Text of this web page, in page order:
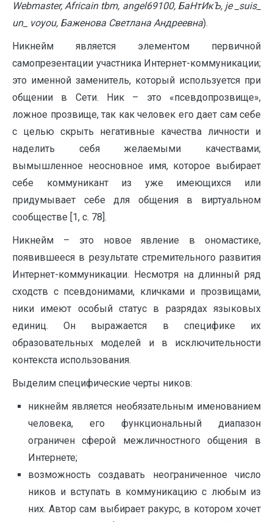
Webmaster, Africain tbm, angel69100, БаНтИкЪ, je _suis_
un_ voyou, Баженова Светлана Андреевна).
Никнейм является элементом первичной
самопрезентации участника Интернет-коммуникации;
это именной заменитель, который используется при
общении в Сети. Ник – это «псевдопрозвище»,
ложное прозвище, так как человек его дает сам себе
с целью скрыть негативные качества личности и
наделить себя желаемыми качествами;
вымышленное неосновное имя, которое выбирает
себе коммуникант из уже имеющихся или
придумывает себе для общения в виртуальном
сообществе [1, с. 78].
Никнейм – это новое явление в ономастике,
появившееся в результате стремительного развития
Интернет-коммуникации. Несмотря на длинный ряд
сходств с псевдонимами, кличками и прозвищами,
ники имеют особый статус в разрядах языковых
единиц. Он выражается в специфике их
образовательных моделей и в исключительности
контекста использования.
Выделим специфические черты ников:
никнейм является необязательным именованием
человека, его функциональный диапазон
ограничен сферой межличностного общения в
Интернете;
возможность создавать неограниченное число
ников и вступать в коммуникацию с любым из
них. Автор сам выбирает ракурс, в котором хочет